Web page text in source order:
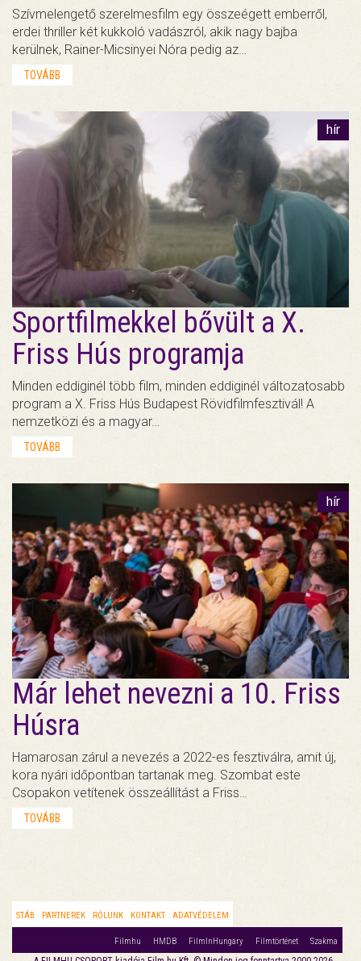
Szívmelengető szerelmesfilm egy összeégett emberről,
erdei thriller két kukkoló vadászról, akik nagy bajba
kerülnek, Rainer-Micsinyei Nóra pedig az…
TOVÁBB
hír
Sportfilmekkel bővült a X.
Friss Hús programja
Minden eddiginél több film, minden eddiginél változatosabb
program a X. Friss Hús Budapest Rövidfilmfesztivál! A
nemzetközi és a magyar…
TOVÁBB
hír
Már lehet nevezni a 10. Friss
Húsra
Hamarosan zárul a nevezés a 2022-es fesztiválra, amit új,
kora nyári időpontban tartanak meg. Szombat este
Csopakon vetítenek összeállítást a Friss…
TOVÁBB
STÁB PARTNEREK RÓLUNK KONTAKT ADATVÉDELEM
Filmhu HMDB FilmInHungary Filmtörténet Szakma